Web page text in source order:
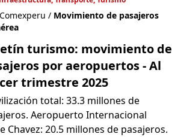
/ Movimiento de pasajeros
turismo: movimiento de
por aeropuertos - Al
trimestre 2025
total: 33.3 millones de
Aeropuerto Internacional
Chavez: 20.5 millones de pasajeros.